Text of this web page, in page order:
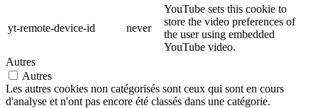
yt-remote-device-id never
YouTube sets this cookie to
store the video preferences of
the user using embedded
YouTube video.
Autres
Autres
Les autres cookies non catégorisés sont ceux qui sont en cours
d'analyse et n'ont pas encore été classés dans une catégorie.